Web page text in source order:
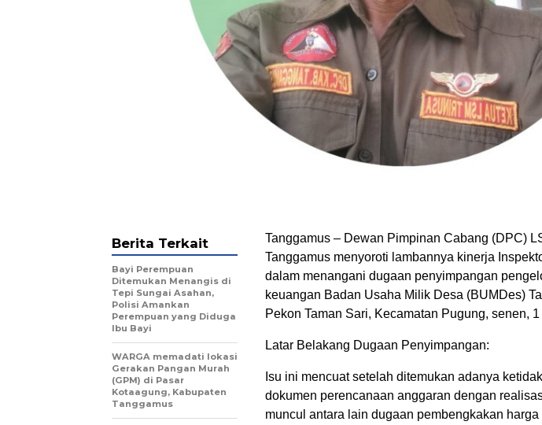
Tanggamus – Dewan Pimpinan Cabang (DPC)
Tanggamus menyoroti lambannya kinerja
dalam menangani dugaan penyimpangan
keuangan Badan Usaha Milik Desa (BUMDes)
Pekon Taman Sari, Kecamatan Pugung, senen,
Latar Belakang Dugaan Penyimpangan:
Isu ini mencuat setelah ditemukan adanya
dokumen perencanaan anggaran dengan
muncul antara lain dugaan pembengkakan
Berita Terkait
Bayi Perempuan
Ditemukan Menangis di
Tepi Sungai Asahan,
Polisi Amankan
Perempuan yang Diduga
Ibu Bayi
WARGA memadati lokasi
Gerakan Pangan Murah
(GPM) di Pasar
Kotaagung, Kabupaten
Tanggamus